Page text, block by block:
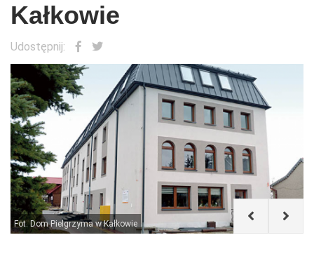
Kałkowie
Udostępnij:
Dom Pielgrzyma w Kałkowie